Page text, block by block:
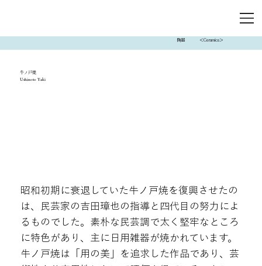
陶器 ＜Ceramics＞
牛ノ戸焼
Ushinoto Yaki
昭和初期に衰退していた牛ノ戸焼を復興させたの
は、民芸家の吉田璋也の指導と四代目の努力によ
るものでした。素朴な民芸調で太く堅牢なところ
に特色があり、主に日用雑器が焼かれています。
牛ノ戸焼は「用の美」を追求した作品であり、芸